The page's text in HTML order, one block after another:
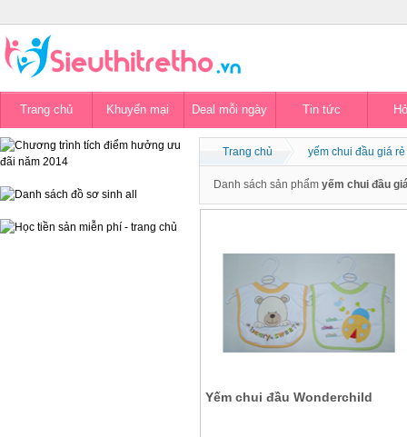
Trang chủ Khuyến mại Deal mỗi ngày Tin tức
Trang chủ yếm chui đầu giá
Danh sách sản phẩm yếm chui đầu
Yếm chui đầu Wonderchild